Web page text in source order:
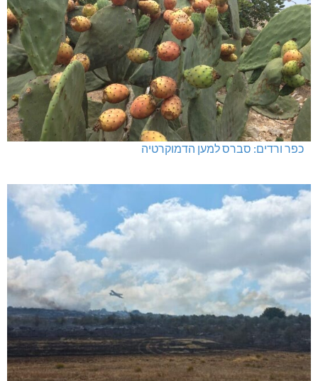
כפר ורדים: סברס למען הדמוקרטיה